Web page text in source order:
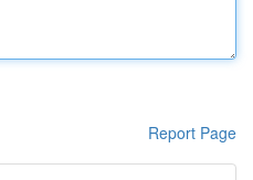
Report Page